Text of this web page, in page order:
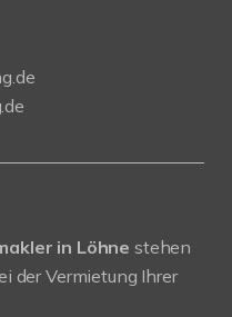
in Löhne stehen
der Vermietung Ihrer